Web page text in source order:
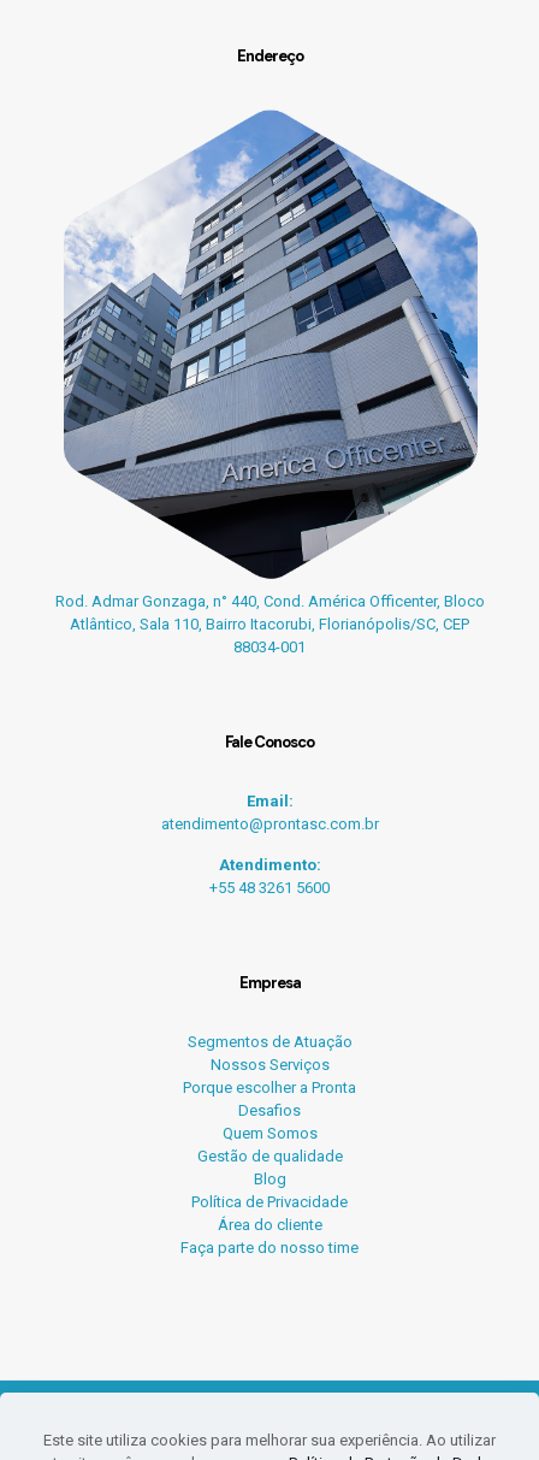
Endereço
Rod. Admar Gonzaga, n° 440, Cond. América Officenter, Bloco
Atlântico, Sala 110, Bairro Itacorubi, Florianópolis/SC, CEP
88034-001
Fale Conosco
Email:
atendimento@prontasc.com.br
Atendimento:
+55 48 3261 5600
Empresa
Segmentos de Atuação
Nossos Serviços
Porque escolher a Pronta
Desafios
Quem Somos
Gestão de qualidade
Blog
Política de Privacidade
Área do cliente
Faça parte do nosso time
O conteúdo deste site e blog não pode ser reproduzido sem
Este site utiliza cookies para melhorar sua experiência. Ao utilizar